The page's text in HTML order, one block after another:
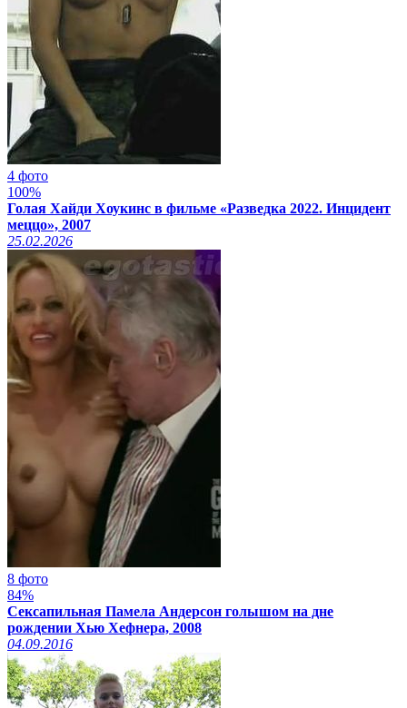
4 фото
100%
Голая Хайди Хоукинс в фильме «Разведка 2022. Инцидент
меццо», 2007
25.02.2026
8 фото
84%
Сексапильная Памела Андерсон голышом на дне
рождении Хью Хефнера, 2008
04.09.2016